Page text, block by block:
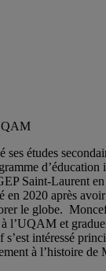
études
d’éducation
Saint-Laurent
en 2020 après
le globe.
l’UQAM et
intéressé
à l’histoire de